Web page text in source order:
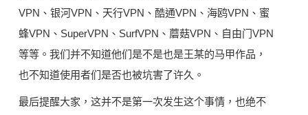
VPN、银河VPN、天行VPN、酷通VPN、海鸥VPN、蜜
蜂VPN、SuperVPN、SurfVPN、蘑菇VPN、自由门VPN
等等。我们并不知道他们是不是也是王某的马甲作品，
也不知道使用者们是否也被坑害了许久。
最后提醒大家，这并不是第一次发生这个事情，也绝不